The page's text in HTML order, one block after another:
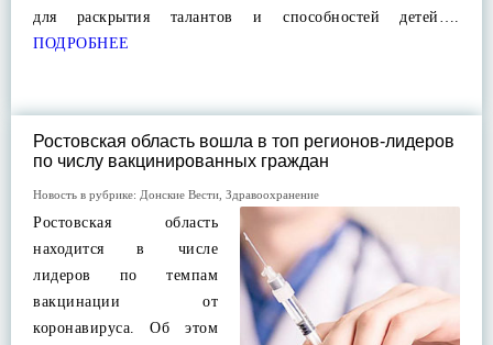
для раскрытия талантов и способностей детей….
ПОДРОБНЕЕ
Ростовская область вошла в топ регионов-лидеров
по числу вакцинированных граждан
Новость в рубрике: Донские Вести Здравоохранение
Ростовская область
находится в числе
лидеров по темпам
вакцинации от
коронавируса. Об этом